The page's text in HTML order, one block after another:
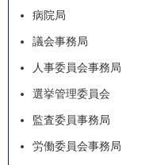
病院局
議会事務局
人事委員会事務局
選挙管理委員会
監査委員事務局
労働委員会事務局